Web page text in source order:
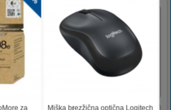
Boat Dash
Ste na zabavni vožnji s čolnom. Med potjo
uživajte v čudovitih razgledih, ko se poskušate
izogniti oviram. Zbirajte dodatke, kot so
mehurčki in zvezdice. Kako daleč lahko
kolesarite?Vozite se s čolnom in se izogibajte
oviram